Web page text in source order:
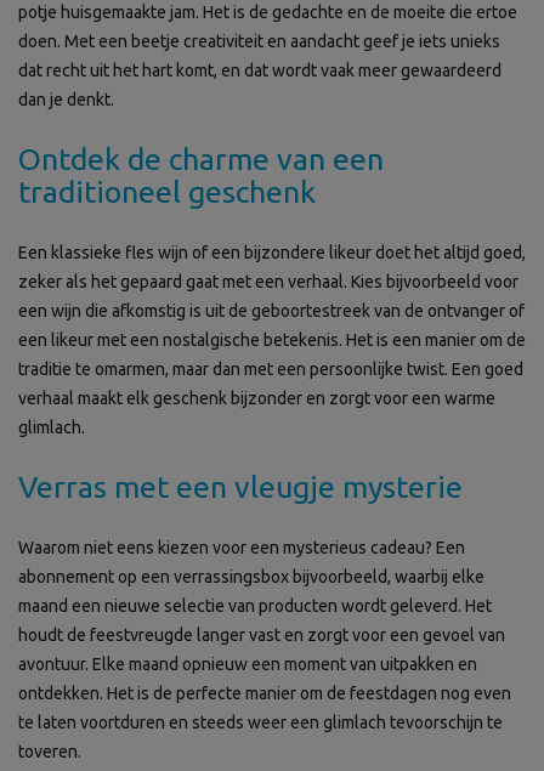
potje huisgemaakte jam. Het is de gedachte en de moeite die ertoe
doen. Met een beetje creativiteit en aandacht geef je iets unieks
dat recht uit het hart komt, en dat wordt vaak meer gewaardeerd
dan je denkt.
Ontdek de charme van een
traditioneel geschenk
Een klassieke fles wijn of een bijzondere likeur doet het altijd goed,
zeker als het gepaard gaat met een verhaal. Kies bijvoorbeeld voor
een wijn die afkomstig is uit de geboortestreek van de ontvanger of
een likeur met een nostalgische betekenis. Het is een manier om de
traditie te omarmen, maar dan met een persoonlijke twist. Een goed
verhaal maakt elk geschenk bijzonder en zorgt voor een warme
glimlach.
Verras met een vleugje mysterie
Waarom niet eens kiezen voor een mysterieus cadeau? Een
abonnement op een verrassingsbox bijvoorbeeld, waarbij elke
maand een nieuwe selectie van producten wordt geleverd. Het
houdt de feestvreugde langer vast en zorgt voor een gevoel van
avontuur. Elke maand opnieuw een moment van uitpakken en
ontdekken. Het is de perfecte manier om de feestdagen nog even
te laten voortduren en steeds weer een glimlach tevoorschijn te
toveren.